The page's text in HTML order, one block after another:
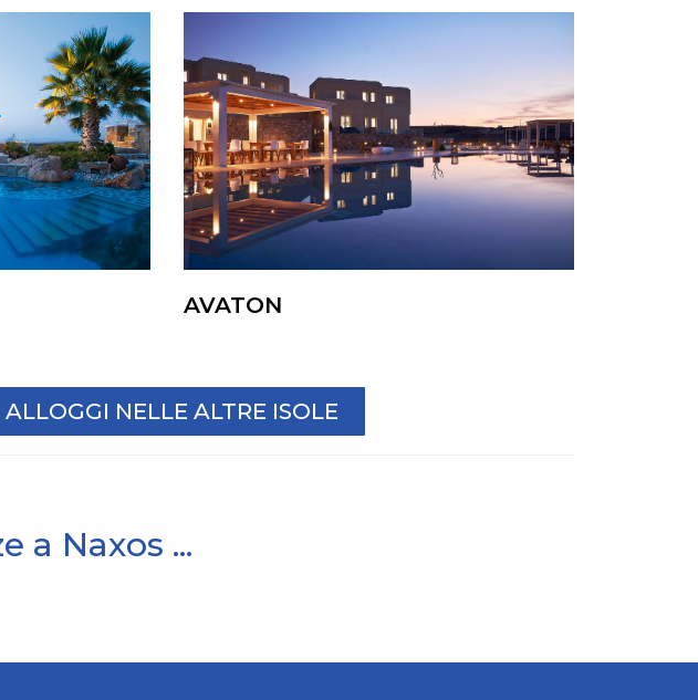
AVATON
ALLOGGI NELLE ALTRE ISOLE
a Naxos ...